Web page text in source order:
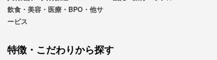
飲食・美容・医療・BPO・他サ
ービス
特徴・こだわりから探す